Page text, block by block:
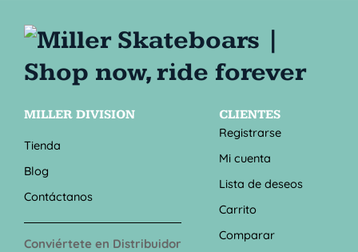
MILLER DIVISION
Tienda
Blog
Contáctanos
Conviértete en Distribuidor
CLIENTES
Registrarse
Mi cuenta
Lista de deseos
Carrito
Comparar